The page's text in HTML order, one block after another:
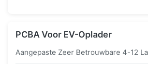
PCBA Voor EV-Oplader